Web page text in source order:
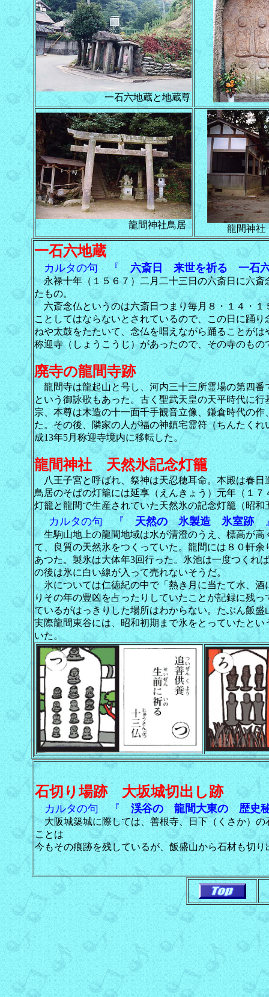
一石六地蔵と地蔵尊
龍間神社鳥居 龍間神社
一石六地蔵
カルタの句 『六斎日 来世を祈る 一石
永禄十年（１５６７）二月二十三日の六斎日に六斎
たもの。
六斎念仏というのは六斎日つまり毎月８・１４・１
ことしてはならないとされているので、この日に踊
ねや太鼓をたたいて、念仏を唱えながら踊ることが
称迎寺（しょうこうじ）があったので、その寺のも
廃寺の龍間寺跡
龍間寺は龍起山と号し、河内三十三所霊場の第四番
という御詠歌もあった。古く聖武天皇の天平時代に
宗、本尊は木造の十一面千手観音立像、鎌倉時代の
た。その後、隣家の人が福の神鎮宅霊符（ちんたく
成13年5月称迎寺境内に移転した。
龍間神社 天然氷記念灯籠
八王子宮と呼ばれ、祭神は天忍穂耳命。本殿は春日
鳥居のそばの灯籠には延享（えんきょう）元年（１
灯籠と龍間で生産されていた天然氷の記念灯籠（昭
カルタの句 『天然の 氷製造 氷室跡
生駒山地上の龍間地域は水が清澄のうえ、標高が高
て、良質の天然氷をつくっていた。龍間には８０軒
あつた。製氷は大体年3回行った。氷池は一度つくれ
の後は氷に白い線が入って売れないそうだ。
氷については仁徳紀の中で「熱き月に当たて水、酒
りその年の豊凶を占ったりしていたことが記録に残
ているがはっきりした場所はわからない。たぶん飯
実際龍間東谷には、昭和初期まで氷をとっていたと
いた。
石切り場跡 大坂城切出し跡
カルタの句 『渓谷の 龍間大東の 歴史
大阪城築城に際しては、善根寺、日下（くさか）の
ことは
今もその痕跡を残しているが、飯盛山から石材も切